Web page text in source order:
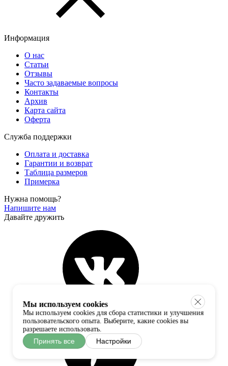
Информация
О нас
Статьи
Отзывы
Часто задаваемые вопросы
Контакты
Архив
Карта сайта
Оферта
Служба поддержки
Оплата и доставка
Гарантии и возврат
Таблица размеров
Примерка
Нужна помощь?
Напишите нам
Давайте дружить
Мы используем cookies
Мы используем cookies для сбора статистики и улучшения
пользовательского опыта. Выберите, какие cookies вы
разрешаете использовать.
Принять все Настройки